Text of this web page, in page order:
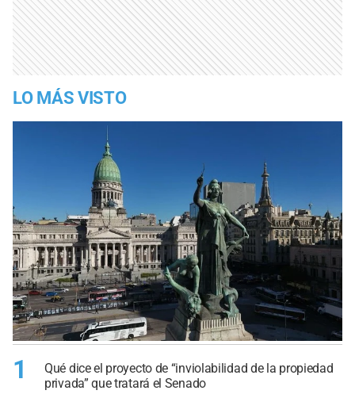
LO MÁS VISTO
1
Qué dice el proyecto de “inviolabilidad de la propiedad
privada” que tratará el Senado